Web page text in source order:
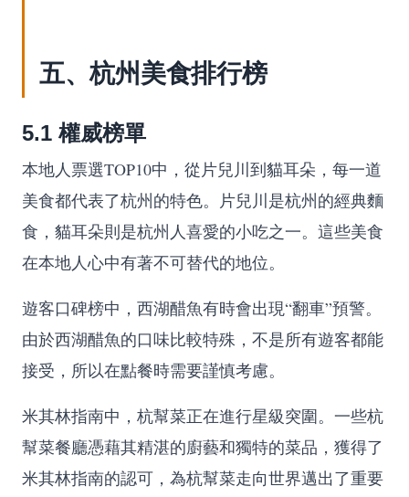
五、杭州美食排行榜
5.1 權威榜單
本地人票選TOP10中，從片兒川到貓耳朵，每一道
美食都代表了杭州的特色。片兒川是杭州的經典麵
食，貓耳朵則是杭州人喜愛的小吃之一。這些美食
在本地人心中有著不可替代的地位。
遊客口碑榜中，西湖醋魚有時會出現“翻車”預警。
由於西湖醋魚的口味比較特殊，不是所有遊客都能
接受，所以在點餐時需要謹慎考慮。
米其林指南中，杭幫菜正在進行星級突圍。一些杭
幫菜餐廳憑藉其精湛的廚藝和獨特的菜品，獲得了
米其林指南的認可，為杭幫菜走向世界邁出了重要